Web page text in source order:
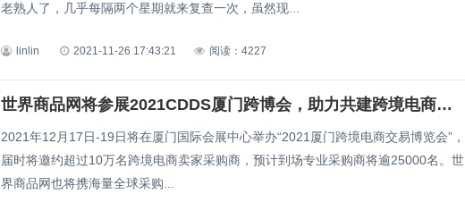
老熟人了，几乎每隔两个星期就来复查一次，虽然现...
linlin 2021-11-26 17:43:21 阅读：4227
世界商品网将参展2021CDDS厦门跨博会，助力共建跨境电商新生态！
2021年12月17日-19日将在厦门国际会展中心举办“2021厦门跨境电商交易博览会”，
届时将邀约超过10万名跨境电商卖家采购商，预计到场专业采购商将逾25000名。世
界商品网也将携海量全球采购...